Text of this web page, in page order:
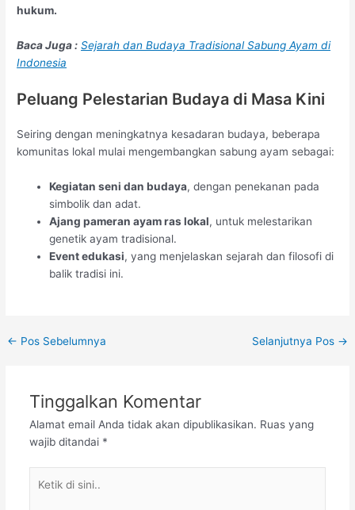
hukum.
Baca Juga : Sejarah dan Budaya Tradisional Sabung Ayam di
Indonesia
Peluang Pelestarian Budaya di Masa Kini
Seiring dengan meningkatnya kesadaran budaya, beberapa
komunitas lokal mulai mengembangkan sabung ayam sebagai:
Kegiatan seni dan budaya, dengan penekanan pada
simbolik dan adat.
Ajang pameran ayam ras lokal, untuk melestarikan
genetik ayam tradisional.
Event edukasi, yang menjelaskan sejarah dan filosofi di
balik tradisi ini.
Post
← Pos Sebelumnya Selanjutnya Pos →
Tinggalkan Komentar
Alamat email Anda tidak akan dipublikasikan. Ruas yang
wajib ditandai *